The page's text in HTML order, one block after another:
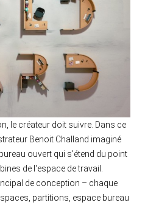
le créateur doit suivre. Dans ce
Benoit Challand imaginé
ouvert qui s'étend du point
de l'espace de travail.
de conception – chaque
partitions, espace bureau